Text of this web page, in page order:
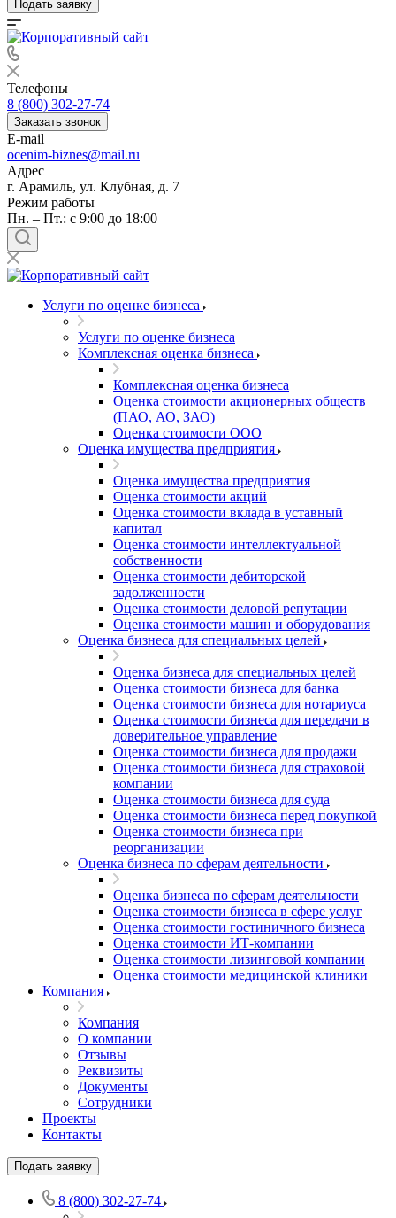
Подать заявку
Телефоны
8 (800) 302-27-74
Заказать звонок
E-mail
ocenim-biznes@mail.ru
Адрес
г. Арамиль, ул. Клубная, д. 7
Режим работы
Пн. – Пт.: с 9:00 до 18:00
Услуги по оценке бизнеса
Услуги по оценке бизнеса
Комплексная оценка бизнеса
Комплексная оценка бизнеса
Оценка стоимости акционерных обществ
(ПАО, АО, ЗАО)
Оценка стоимости ООО
Оценка имущества предприятия
Оценка имущества предприятия
Оценка стоимости акций
Оценка стоимости вклада в уставный
капитал
Оценка стоимости интеллектуальной
собственности
Оценка стоимости дебиторской
задолженности
Оценка стоимости деловой репутации
Оценка стоимости машин и оборудования
Оценка бизнеса для специальных целей
Оценка бизнеса для специальных целей
Оценка стоимости бизнеса для банка
Оценка стоимости бизнеса для нотариуса
Оценка стоимости бизнеса для передачи в
доверительное управление
Оценка стоимости бизнеса для продажи
Оценка стоимости бизнеса для страховой
компании
Оценка стоимости бизнеса для суда
Оценка стоимости бизнеса перед покупкой
Оценка стоимости бизнеса при
реорганизации
Оценка бизнеса по сферам деятельности
Оценка бизнеса по сферам деятельности
Оценка стоимости бизнеса в сфере услуг
Оценка стоимости гостиничного бизнеса
Оценка стоимости ИТ-компании
Оценка стоимости лизинговой компании
Оценка стоимости медицинской клиники
Компания
Компания
О компании
Отзывы
Реквизиты
Документы
Сотрудники
Проекты
Контакты
Подать заявку
8 (800) 302-27-74
Выберите ваш город